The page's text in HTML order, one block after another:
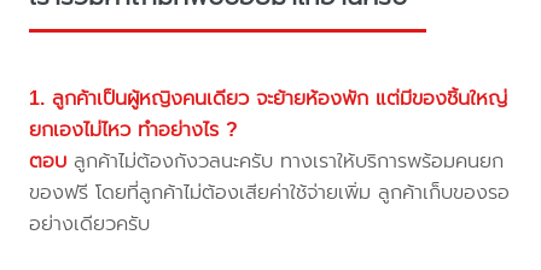
1. ลูกค้าเป็นผู้หญิงคนเดียว จะย้ายห้องพัก แต่มีของชิ้นใหญ่
ยกเองไม่ไหว ทำอย่างไร ?
ตอบ ลูกค้าไม่ต้องกังวลนะครับ ทางเราให้บริการพร้อมคนยก
ของฟรี โดยที่ลูกค้าไม่ต้องเสียค่าใช้จ่ายเพิ่ม ลูกค้าเก็บของรอ
อย่างเดียวครับ